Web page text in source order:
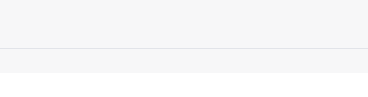
جهانی برخوردارند، تا بتوانید با